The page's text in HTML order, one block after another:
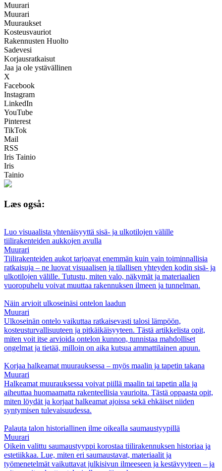
Muurari
Muurari
Muuraukset
Kosteusvauriot
Rakennusten Huolto
Sadevesi
Korjausratkaisut
Jaa ja ole ystävällinen
X
Facebook
Instagram
LinkedIn
YouTube
Pinterest
TikTok
Mail
RSS
Iris Tainio
Iris
Tainio
Læs også:
Luo visuaalista yhtenäisyyttä sisä- ja ulkotilojen välille
tiilirakenteiden aukkojen avulla
Muurari
Tiilirakenteiden aukot tarjoavat enemmän kuin vain toiminnallisia
ratkaisuja – ne luovat visuaalisen ja tilallisen yhteyden kodin sisä- ja
ulkotilojen välille. Tutustu, miten valo, näkymät ja materiaalien
vuoropuhelu voivat muuttaa rakennuksen ilmeen ja tunnelman.
Näin arvioit ulkoseinäsi ontelon laadun
Muurari
Ulkoseinän ontelo vaikuttaa ratkaisevasti talosi lämpöön,
kosteusturvallisuuteen ja pitkäikäisyyteen. Tästä artikkelista opit,
miten voit itse arvioida ontelon kunnon, tunnistaa mahdolliset
ongelmat ja tietää, milloin on aika kutsua ammattilainen apuun.
Korjaa halkeamat muurauksessa – myös maalin ja tapetin takana
Muurari
Halkeamat muurauksessa voivat piillä maalin tai tapetin alla ja
aiheuttaa huomaamatta rakenteellisia vaurioita. Tästä oppaasta opit,
miten löydät ja korjaat halkeamat ajoissa sekä ehkäiset niiden
syntymisen tulevaisuudessa.
Palauta talon historiallinen ilme oikealla saumaustyypillä
Muurari
Oikein valittu saumaustyyppi korostaa tiilirakennuksen historiaa ja
estetiikkaa. Lue, miten eri saumaustavat, materiaalit ja
työmenetelmät vaikuttavat julkisivun ilmeeseen ja kestävyyteen – ja